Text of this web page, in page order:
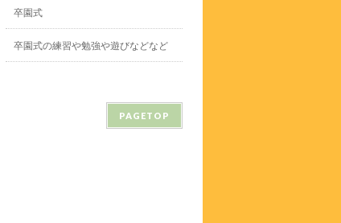
卒園式
卒園式の練習や勉強や遊びなどなど
PAGETOP